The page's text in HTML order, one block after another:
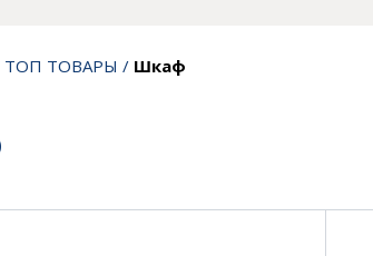
ТОП ТОВАРЫ / Шкаф